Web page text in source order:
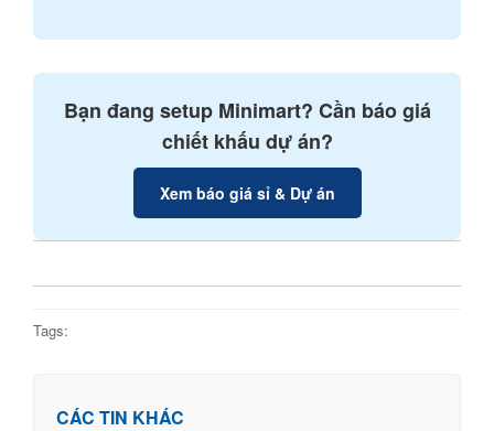
Bạn đang setup Minimart? Cần báo giá
chiết khấu dự án?
Xem báo giá sỉ & Dự án
Tags:
CÁC TIN KHÁC